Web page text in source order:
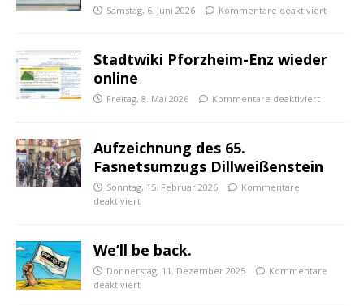
Samstag, 6. Juni 2026 Kommentare deaktiviert
Stadtwiki Pforzheim-Enz wieder
online
Freitag, 8. Mai 2026 Kommentare deaktiviert
Aufzeichnung des 65.
Fasnetsumzugs Dillweißenstein
Sonntag, 15. Februar 2026
Kommentare
deaktiviert
We’ll be back.
Donnerstag, 11. Dezember 2025
Kommentare
deaktiviert